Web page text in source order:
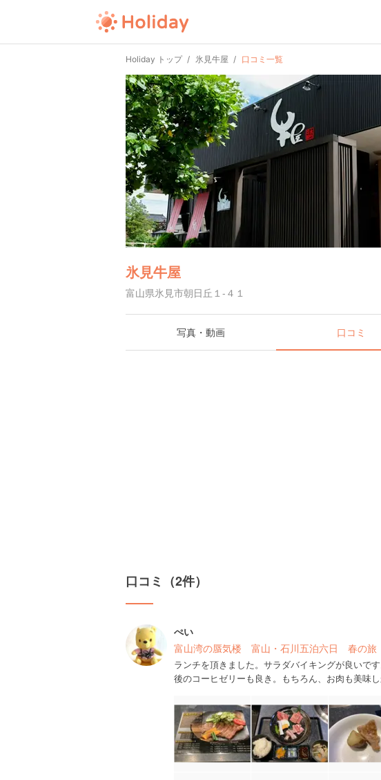
Holiday トップ 氷見牛屋 口コミ一覧
氷見牛屋
富山県氷見市朝日丘１-４１
写真・動画 口コミ
口コミ（2件）
ぺい
富山湾の蜃気楼 富山・石川五泊六日 春の旅
ランチを頂きました。サラダバイキングが良いで
後のコーヒゼリーも良き。もちろん、お肉も美味し